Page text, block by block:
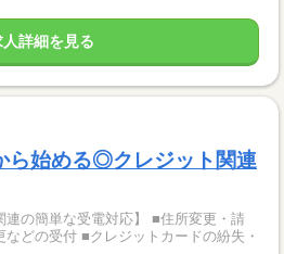
人詳細を見る
ら始める◎クレジット関連
連の簡単な受電対応】 ■住所変更・請
どの受付 ■クレジットカードの紛失・